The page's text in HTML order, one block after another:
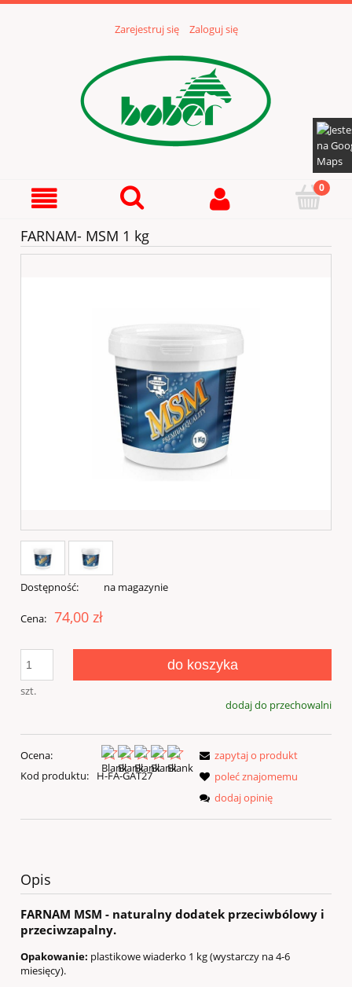
Zarejestruj się Zaloguj się
FARNAM- MSM 1 kg
Dostępność: na magazynie
Cena: 74,00 zł
szt.
do koszyka
dodaj do przechowalni
Ocena:
Kod produktu:
H-FA-GAT27
zapytaj o produkt
poleć znajomemu
dodaj opinię
Opis
FARNAM MSM - naturalny dodatek przeciwbólowy i
przeciwzapalny.
Opakowanie: plastikowe wiaderko 1 kg (wystarczy na 4-6
miesięcy).